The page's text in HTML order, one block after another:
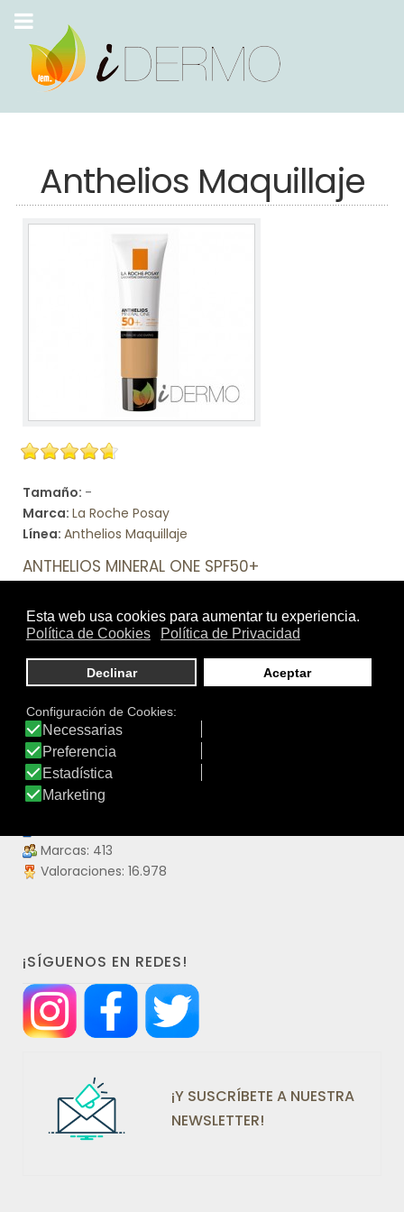
Anthelios Maquillaje
Tamaño: -
Marca: La Roche Posay
Línea: Anthelios Maquillaje
ANTHELIOS MINERAL ONE SPF50+
cubre, hidrata y protege la piel gracias a su filtro mineral.
Ver producto
DATOS IDERMO
Productos: 4.475
Marcas: 413
Valoraciones: 16.978
¡SÍGUENOS EN REDES!
¡Y SUSCRÍBETE A NUESTRA
NEWSLETTER!